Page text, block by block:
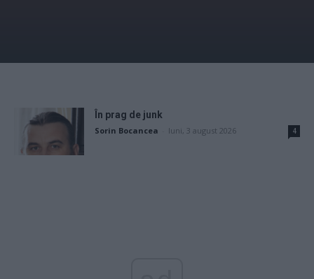
În prag de junk
Sorin Bocancea luni, 3 august 2026 4